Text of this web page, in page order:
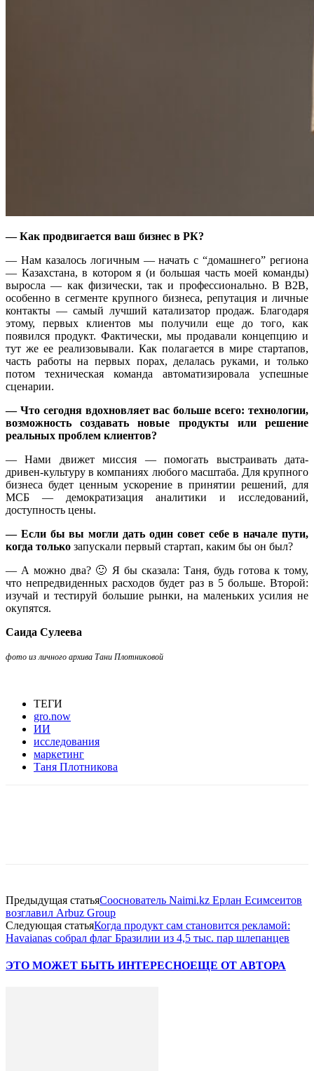
— Как продвигается ваш бизнес в РК?
— Нам казалось логичным — начать с “домашнего” региона
— Казахстана, в котором я (и большая часть моей команды)
выросла — как физически, так и профессионально. В B2B,
особенно в сегменте крупного бизнеса, репутация и личные
контакты — самый лучший катализатор продаж. Благодаря
этому, первых клиентов мы получили еще до того, как
появился продукт. Фактически, мы продавали концепцию и
тут же ее реализовывали. Как полагается в мире стартапов,
часть работы на первых порах, делалась руками, и только
потом техническая команда автоматизировала успешные
сценарии.
— Что сегодня вдохновляет вас больше всего: технологии,
возможность создавать новые продукты или решение
реальных проблем клиентов?
— Нами движет миссия — помогать выстраивать дата-
дривен-культуру в компаниях любого масштаба. Для крупного
бизнеса будет ценным ускорение в принятии решений, для
МСБ — демократизация аналитики и исследований,
доступность цены.
— Если бы вы могли дать один совет себе в начале пути,
когда только запускали первый стартап, каким бы он был?
— А можно два? 🙂 Я бы сказала: Таня, будь готова к тому,
что непредвиденных расходов будет раз в 5 больше. Второй:
изучай и тестируй большие рынки, на маленьких усилия не
окупятся.
Саида Сулеева
фото из личного архива Тани Плотниковой
ТЕГИ
gro.now
ИИ
исследования
маркетинг
Таня Плотникова
Предыдущая статьяСооснователь Naimi.kz Ерлан Есимсеитов
возглавил Arbuz Group
Следующая статьяКогда продукт сам становится рекламой:
Havaianas собрал флаг Бразилии из 4,5 тыс. пар шлепанцев
ЭТО МОЖЕТ БЫТЬ ИНТЕРЕСНОЕЩЕ ОТ АВТОРА